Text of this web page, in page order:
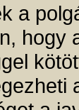
a
hogy